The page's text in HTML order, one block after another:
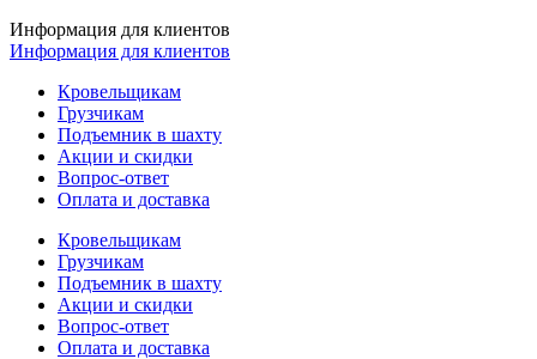
Информация для клиентов
Информация для клиентов
Кровельщикам
Грузчикам
Подъемник в шахту
Акции и скидки
Вопрос-ответ
Оплата и доставка
Кровельщикам
Грузчикам
Подъемник в шахту
Акции и скидки
Вопрос-ответ
Оплата и доставка